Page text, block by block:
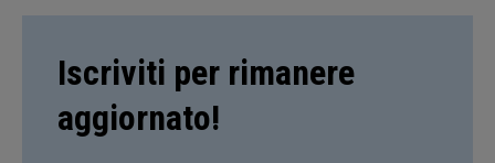
Iscriviti per rimanere
aggiornato!